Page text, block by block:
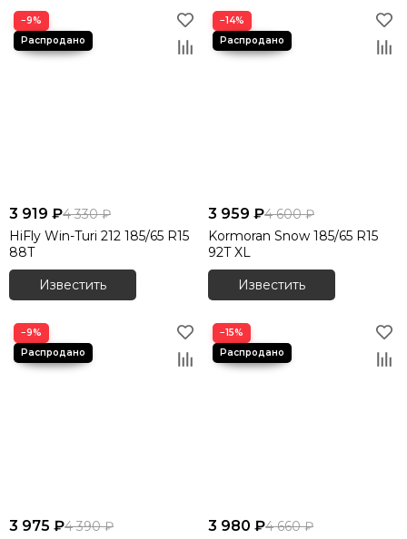
−9%
3 919 ₽4 330 ₽
HiFly Win-Turi 212 185/65 R15
88T
Известить
−14%
3 959 ₽4 600 ₽
Kormoran Snow 185/65 R15
92T XL
Известить
−9%
3 975 ₽4 390 ₽
−15%
3 980 ₽4 660 ₽